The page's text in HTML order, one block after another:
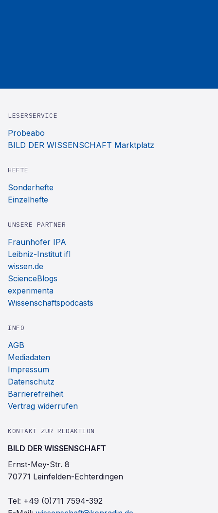
LESERSERVICE
Probeabo
BILD DER WISSENSCHAFT Marktplatz
HEFTE
Sonderhefte
Einzelhefte
UNSERE PARTNER
Fraunhofer IPA
Leibniz-Institut ifl
wissen.de
ScienceBlogs
experimenta
Wissenschaftspodcasts
INFO
AGB
Mediadaten
Impressum
Datenschutz
Barrierefreiheit
Vertrag widerrufen
KONTAKT ZUR REDAKTION
BILD DER WISSENSCHAFT
Ernst-Mey-Str. 8
70771 Leinfelden-Echterdingen
Tel: +49 (0)711 7594-392